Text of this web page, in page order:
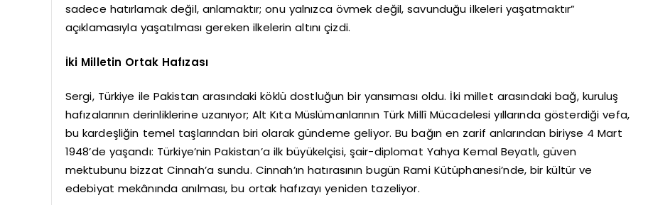
sadece hatırlamak değil, anlamaktır; onu yalnızca övmek değil, savunduğu ilkeleri yaşatmaktır”
açıklamasıyla yaşatılması gereken ilkelerin altını çizdi.
İki Milletin Ortak Hafızası
Sergi, Türkiye ile Pakistan arasındaki köklü dostluğun bir yansıması oldu. İki millet arasındaki bağ, kuruluş
hafızalarının derinliklerine uzanıyor; Alt Kıta Müslümanlarının Türk Millî Mücadelesi yıllarında gösterdiği vefa,
bu kardeşliğin temel taşlarından biri olarak gündeme geliyor. Bu bağın en zarif anlarından biriyse 4 Mart
1948’de yaşandı: Türkiye’nin Pakistan’a ilk büyükelçisi, şair-diplomat Yahya Kemal Beyatlı, güven
mektubunu bizzat Cinnah’a sundu. Cinnah’ın hatırasının bugün Rami Kütüphanesi’nde, bir kültür ve
edebiyat mekânında anılması, bu ortak hafızayı yeniden tazeliyor.